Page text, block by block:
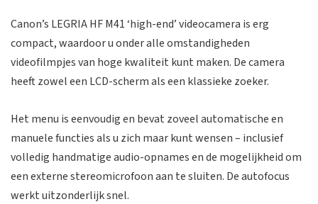
Canon’s LEGRIA HF M41 ‘high-end’ videocamera is erg
compact, waardoor u onder alle omstandigheden
videofilmpjes van hoge kwaliteit kunt maken. De camera
heeft zowel een LCD-scherm als een klassieke zoeker.
Het menu is eenvoudig en bevat zoveel automatische en
manuele functies als u zich maar kunt wensen – inclusief
volledig handmatige audio-opnames en de mogelijkheid om
een externe stereomicrofoon aan te sluiten. De autofocus
werkt uitzonderlijk snel.